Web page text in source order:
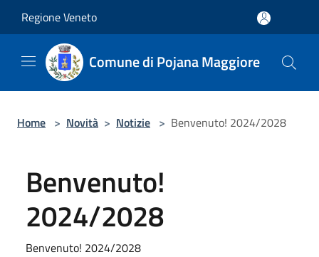
Regione Veneto
Comune di Pojana Maggiore
Home > Novità > Notizie > Benvenuto! 2024/2028
Benvenuto!
2024/2028
Benvenuto! 2024/2028